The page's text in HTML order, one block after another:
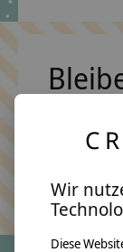
Wir
Diese